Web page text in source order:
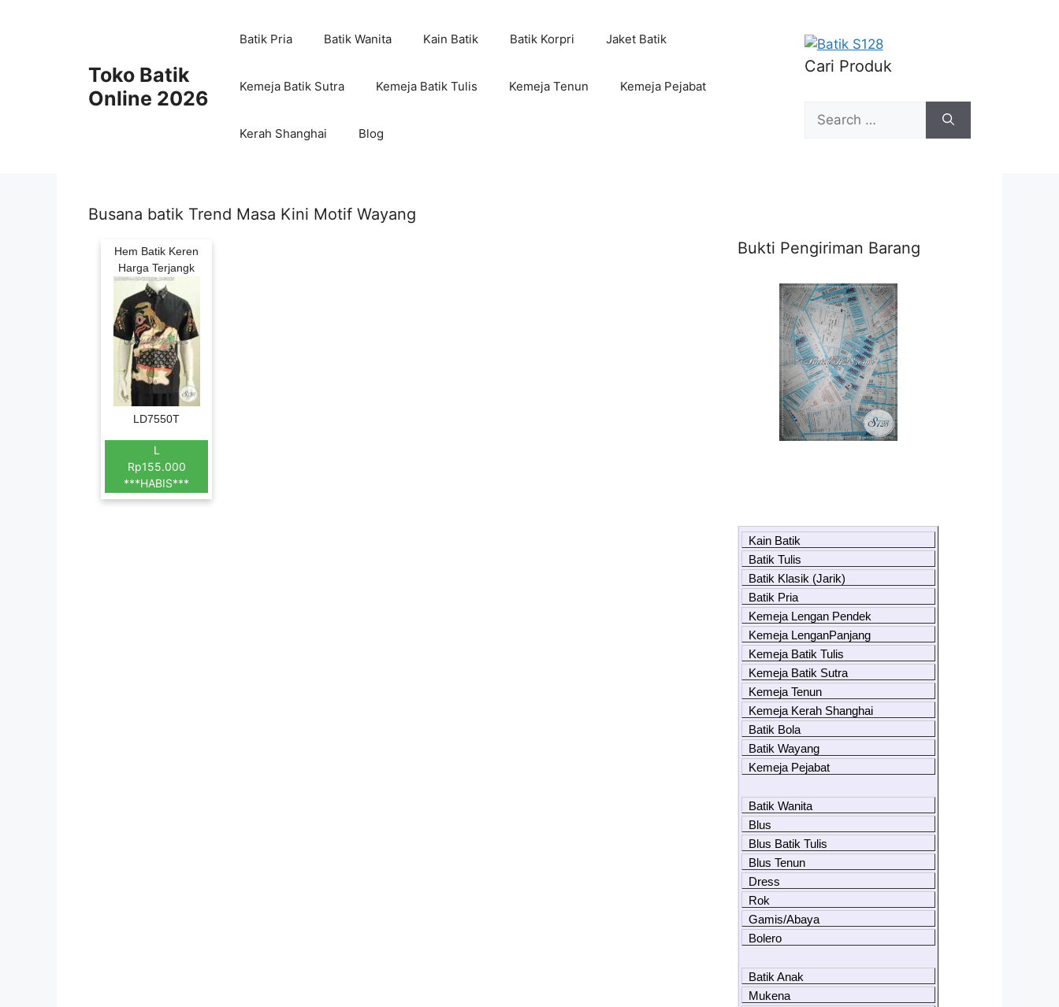
Toko Batik
Online 2026
Batik Pria Batik Wanita Kain Batik Batik Korpri Jaket Batik
Kemeja Batik Sutra Kemeja Batik Tulis Kemeja Tenun Kemeja Pejabat
Kerah Shanghai Blog
Cari Produk
Search
for:
Busana batik Trend Masa Kini Motif Wayang
Hem Batik Keren
Harga Terjangk
LD7550T
L
Rp155.000
***HABIS***
Bukti Pengiriman Barang
Kain Batik
Batik Tulis
Batik Klasik (Jarik)
Batik Pria
Kemeja Lengan Pendek
Kemeja LenganPanjang
Kemeja Batik Tulis
Kemeja Batik Sutra
Kemeja Tenun
Kemeja Kerah Shanghai
Batik Bola
Batik Wayang
Kemeja Pejabat
Batik Wanita
Blus
Blus Batik Tulis
Blus Tenun
Dress
Rok
Gamis/Abaya
Bolero
Batik Anak
Mukena